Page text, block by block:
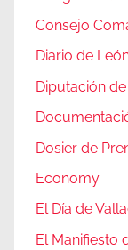
Consejo
Diario de
Diputación
Dosier de
Economy
El Día de
El Manifiesto